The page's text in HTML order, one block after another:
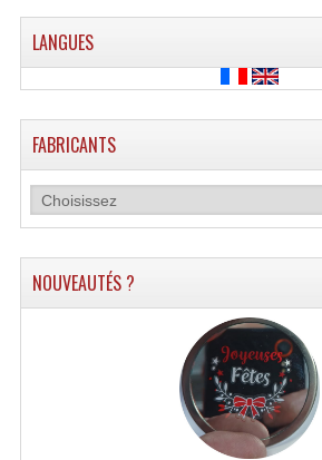
Recevoir Nos
Cellule (s)
Diamants
Pieds D'enceintes
LANGUES
FABRICANTS
NOUVEAUTÉS ?